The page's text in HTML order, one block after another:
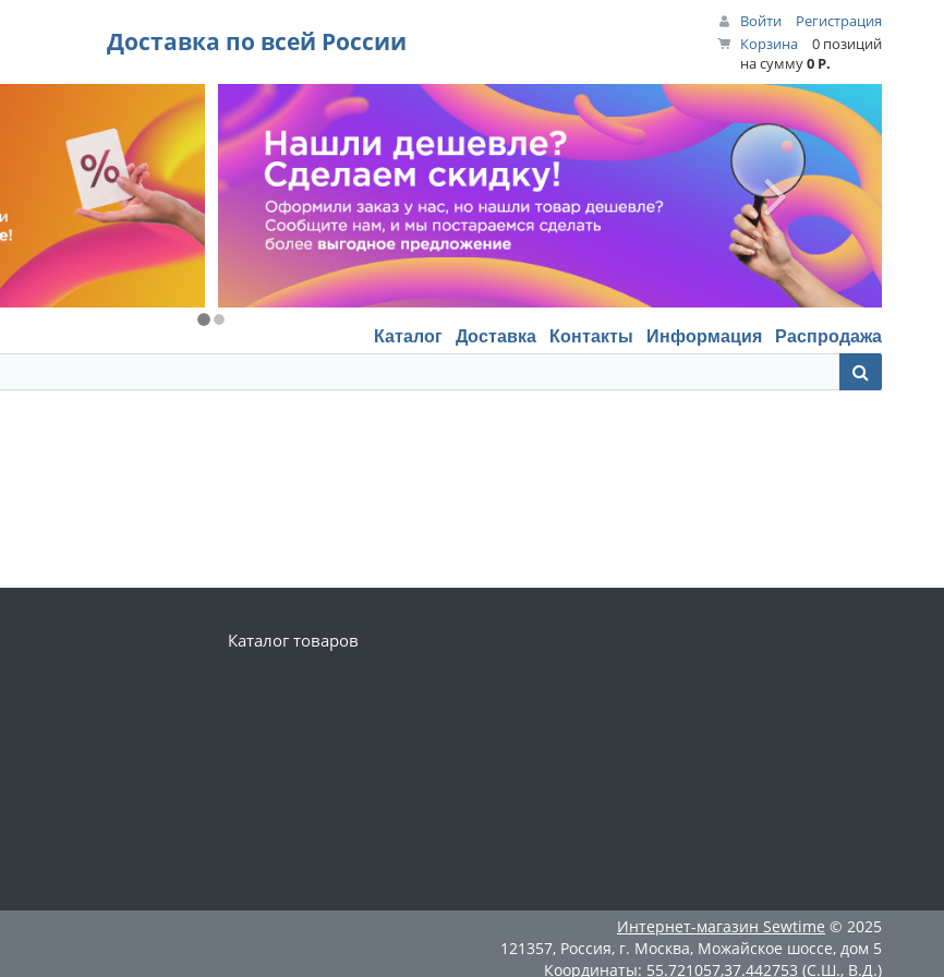
Войти
Регистрация
Корзина
0 позиций
на сумму0 Р.
Доставка по всей России
Каталог Доставка Контакты Информация Распродажа
Каталог товаров
Интернет-магазин Sewtime © 2025
121357, Россия, г. Москва, Можайское шоссе, дом 5
Координаты: 55.721057,37.442753 (С.Ш., В.Д.)